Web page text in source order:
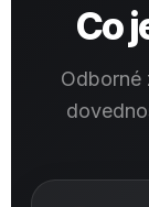
Co
Odborné